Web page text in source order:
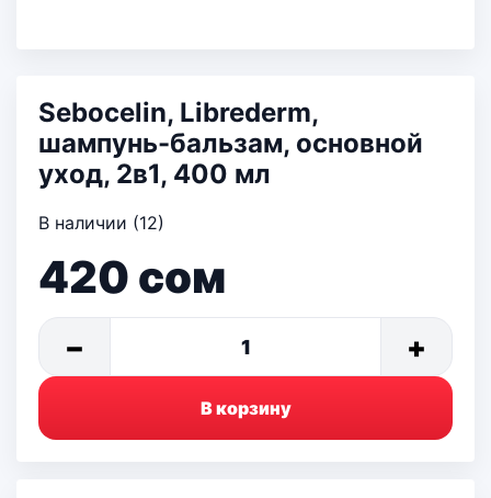
Sebocelin, Librederm,
шампунь-бальзам, основной
уход, 2в1, 400 мл
В наличии (12)
420 сом
− 1 +
В корзину